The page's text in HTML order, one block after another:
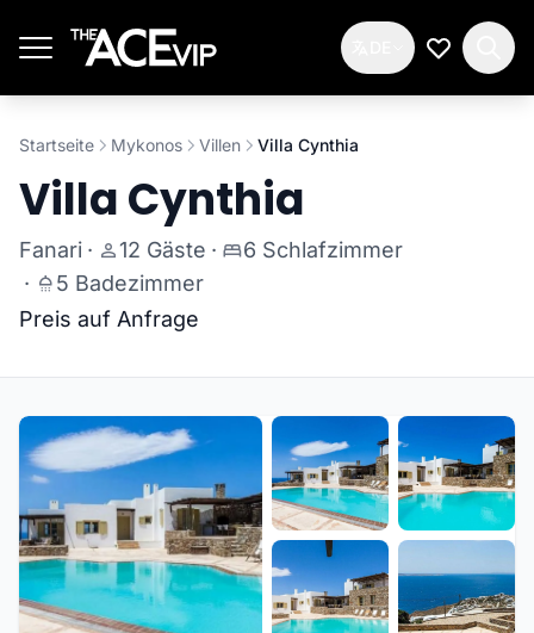
Meine
Startseite Mykonos Villen Villa Cynthia
Villa Cynthia
Fanari · 12 Gäste ·
6 Schlafzimmer
·
5 Badezimmer
Preis auf Anfrage